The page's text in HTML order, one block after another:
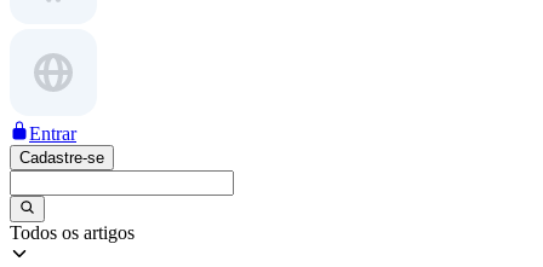
Entrar
Cadastre-se
Todos os artigos